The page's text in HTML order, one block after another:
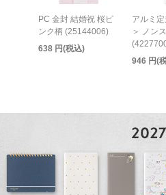
PC 金封 結婚祝 桜ピ
ンク柄 (25144006)
638 円(税込)
アルミ
＞ ノン
946 円(